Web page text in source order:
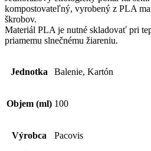
kompostovateľný, vyrobený z PLA
škrobov.
Materiál PLA je nutné skladovať pri
priamemu slnečnému žiareniu.
Jednotka Balenie, Kartón
Objem (ml) 100
Výrobca Pacovis